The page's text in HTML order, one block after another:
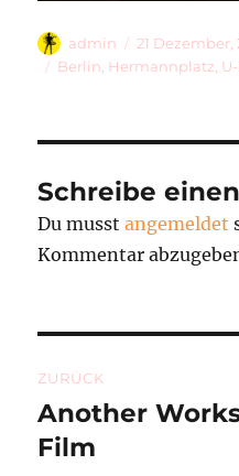
Autor
admin
Veröffentlicht
am
21 Dezember,
Schlagwörter
Berlin, Hermannplatz,
Schreibe
Du musstangemeldet
Kommentar
ZURÜCK
Vorheriger
Beitrag:
Another
Film